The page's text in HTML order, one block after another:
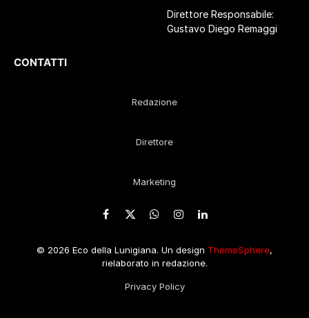
Direttore Responsabile:
Gustavo Diego Remaggi
CONTATTI
Redazione
Direttore
Marketing
Facebook
X
WhatsApp
Instagram
LinkedIn
© 2026 Eco della Lunigiana. Un design ThemeSphere,
rielaborato in redazione.
Privacy Policy